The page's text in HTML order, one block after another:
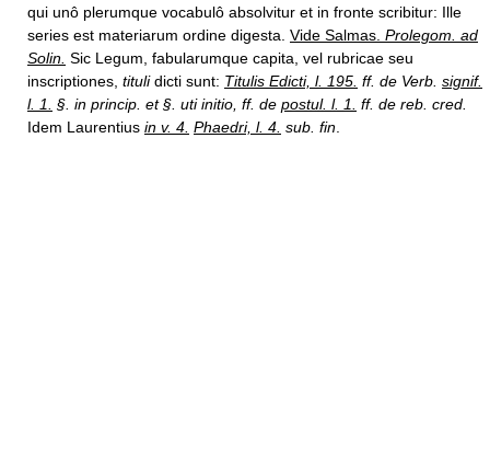
qui unô plerumque vocabulô absolvitur et in fronte scribitur: Ille
series est materiarum ordine digesta. Vide Salmas. Prolegom. ad
Solin. Sic Legum, fabularumque capita, vel rubricae seu
inscriptiones, titulidicti sunt: Titulis Edicti, l. 195. ff. de Verb. signif.
l. 1.
§. in princip. et §. uti initio, ff. de postul. l. 1.
ff. de reb. cred.
Idem Laurentius in v. 4. Phaedri, l. 4. sub. fin